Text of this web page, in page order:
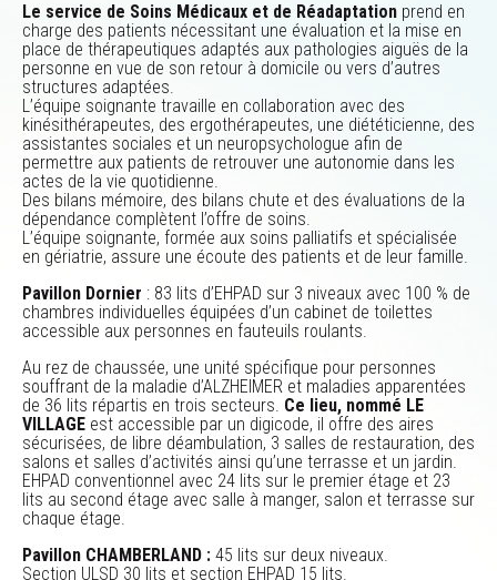
Le service de Soins Médicaux et de Réadaptation prend en
charge des patients nécessitant une évaluation et la mise en
place de thérapeutiques adaptés aux pathologies aiguës de la
personne en vue de son retour à domicile ou vers d’autres
structures adaptées.
L’équipe soignante travaille en collaboration avec des
kinésithérapeutes, des ergothérapeutes, une diététicienne, des
assistantes sociales et un neuropsychologue afin de
permettre aux patients de retrouver une autonomie dans les
actes de la vie quotidienne.
Des bilans mémoire, des bilans chute et des évaluations de la
dépendance complètent l’offre de soins.
L’équipe soignante, formée aux soins palliatifs et spécialisée
en gériatrie, assure une écoute des patients et de leur famille.
Pavillon Dornier : 83 lits d’EHPAD sur 3 niveaux avec 100 % de
chambres individuelles équipées d’un cabinet de toilettes
accessible aux personnes en fauteuils roulants.
Au rez de chaussée, une unité spécifique pour personnes
souffrant de la maladie d’ALZHEIMER et maladies apparentées
de 36 lits répartis en trois secteurs. Ce lieu, nommé LE
VILLAGE est accessible par un digicode, il offre des aires
sécurisées, de libre déambulation, 3 salles de restauration, des
salons et salles d’activités ainsi qu’une terrasse et un jardin.
EHPAD conventionnel avec 24 lits sur le premier étage et 23
lits au second étage avec salle à manger, salon et terrasse sur
chaque étage.
Pavillon CHAMBERLAND : 45 lits sur deux niveaux.
Section ULSD 30 lits et section EHPAD 15 lits.